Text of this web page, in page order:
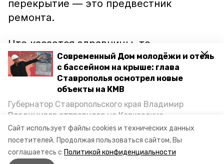
Сайт использует файлы cookies и технических данных
посетителей. Продолжая пользоваться сайтом, Вы
соглашаетесь с Политикой конфиденциальности
Современный Дом молодёжи и отель
с бассейном на крыше: глава
Ставрополья осмотрел новые
объекты на КМВ
Губернатор Ставропольского края Владимир
Владимиров отправился на Кавказские
Минеральные Воды, чтобы проинспектировать
строительство объектов в Кисловодске и
Минводах, а также выслушать предложения о
постройке новых точек притяжения для местных
перекрытие — это предвестник
ремонта.
Что касается здравницы, то
руководство прокомментировать
ситуацию отказалось.
Ранее информационный портал
Минеральных Вод сообщал, что для
проезда большегрузов закрыли
Лысогорский мост.